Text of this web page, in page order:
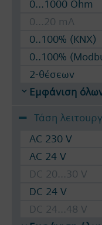
0...1000 Ohm
0...20 mA
0..100% (KNX)
0..100%
2-θέσεων
Εμφάνιση
Τάση
AC 230 V
AC 24 V
DC 20...30 V
DC 24 V
DC 24...48 V